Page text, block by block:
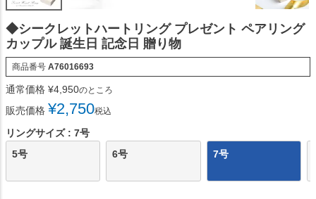
◆シークレットハートリング プレゼント ペアリング
カップル 誕生日 記念日 贈り物
商品番号 A76016693
通常価格 ¥4,950のところ
販売価格 ¥2,750税込
リングサイズ
7号
5号
6号 7号